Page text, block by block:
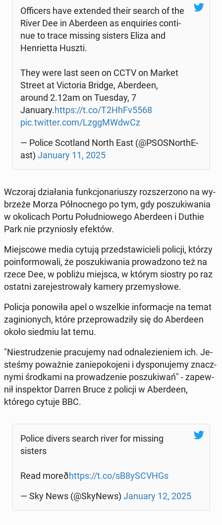
Of­fi­cers have exten­ded their search of the
River Dee in Aber­de­en as enqu­iries con­ti­
nue to trace missing sisters Eliza and
Hen­riet­ta Huszti.
They were last seen on CCTV on Market
Street at Vic­to­ria Bridge, Aber­de­en,
around 2.12am on Tuesday, 7
January.https://t.co/T2HhFv5568
pic.twitter.com/Lzg­gMW­dwCz
— Police Sco­tland North East (@PSO­SNor­thE­
ast) January 11, 2025
Wczoraj dzia­ła­nia funk­cjo­na­riu­szy roz­sze­rzo­no na wy­
brze­że Morza Pół­noc­ne­go po tym, gdy po­szu­ki­wa­nia
w oko­li­cach Portu Po­łu­dnio­we­go Aber­de­en i Duthie
Park nie przy­nio­sły efektów.
Miej­sco­we media cytują przed­sta­wi­cie­li policji, którzy
po­in­for­mo­wa­li, że po­szu­ki­wa­nia pro­wa­dzo­no też na
rzece Dee, w pobliżu miejsca, w którym siostry po raz
ostatni za­re­je­stro­wa­ły kamery prze­my­sło­we.
Policja po­no­wi­ła apel o wszel­kie in­for­ma­cje na temat
za­gi­nio­nych, które prze­pro­wa­dzi­ły się do Aber­de­en
około siedmiu lat temu.
"Nie­stru­dze­nie pra­cu­je­my nad od­na­le­zie­niem ich. Je­
ste­śmy po­waż­nie za­nie­po­ko­je­ni i dys­po­nu­je­my znacz­
ny­mi środ­ka­mi na pro­wa­dze­nie po­szu­ki­wań" - za­pew­
nił in­spek­tor Darren Bruce z policji w Aber­de­en,
którego cytuje BBC.
Police divers search river for missing
sisters
Read mo­re­ðhttps://t.co/sB8ySCVHGs
— Sky News (@SkyNews) January 12, 2025